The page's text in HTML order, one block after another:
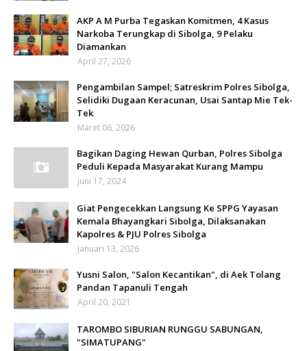
AKP A M Purba Tegaskan Komitmen, 4 Kasus
Narkoba Terungkap di Sibolga, 9 Pelaku
Diamankan
April 27, 2026
Pengambilan Sampel; Satreskrim Polres Sibolga,
Selidiki Dugaan Keracunan, Usai Santap Mie Tek-
Tek
Maret 06, 2026
Bagikan Daging Hewan Qurban, Polres Sibolga
Peduli Kepada Masyarakat Kurang Mampu
Juni 17, 2024
Giat Pengecekkan Langsung Ke SPPG Yayasan
Kemala Bhayangkari Sibolga, Dilaksanakan
Kapolres & PJU Polres Sibolga
Januari 13, 2026
Yusni Salon, "Salon Kecantikan", di Aek Tolang
Pandan Tapanuli Tengah
April 20, 2021
TAROMBO SIBURIAN RUNGGU SABUNGAN,
"SIMATUPANG"